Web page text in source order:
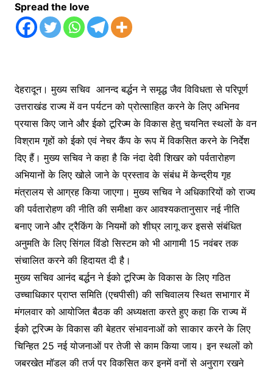
Spread the love
देहरादून। मुख्य सचिव आनन्द बर्द्धन ने समृद्ध जैव विविधता से परिपूर्ण
उत्तराखंड राज्य में वन पर्यटन को प्रोत्साहित करने के लिए अभिनव
प्रयास किए जाने और ईको टूरिज्म के विकास हेतु चयनित स्थलों के वन
विश्राम गृहों को ईको एवं नेचर कैंप के रूप में विकसित करने के निर्देश
दिए हैं। मुख्य सचिव ने कहा है कि नंदा देवी शिखर को पर्वतारोहण
अभियानों के लिए खोले जाने के प्रस्ताव के संबंध में केन्द्रीय गृह
मंत्रालय से आग्रह किया जाएगा। मुख्य सचिव ने अधिकारियों को राज्य
की पर्वतारोहण की नीति की समीक्षा कर आवश्यकतानुसार नई नीति
बनाए जाने और ट्रैकिंग के नियमों को शीघ्र लागू कर इससे संबंधित
अनुमति के लिए सिंगल विंडो सिस्टम को भी आगामी 15 नवंबर तक
संचालित करने की हिदायत दी है।
मुख्य सचिव आनंद बर्द्धन ने ईको टूरिज्म के विकास के लिए गठित
उच्चाधिकार प्राप्त समिति (एचपीसी) की सचिवालय स्थित सभागार में
मंगलवार को आयोजित बैठक की अध्यक्षता करते हुए कहा कि राज्य में
ईको टूरिज्म के विकास की बेहतर संभावनाओं को साकार करने के लिए
चिन्हित 25 नई योजनाओं पर तेजी से काम किया जाय। इन स्थलों को
जबरखेत मॉडल की तर्ज पर विकसित कर इनमें वनों से अनुराग रखने